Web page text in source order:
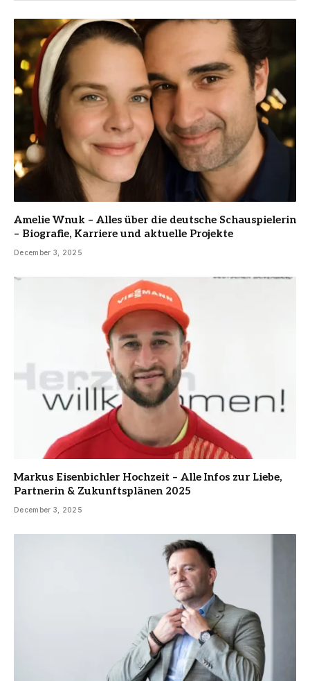
Amelie Wnuk – Alles über die deutsche Schauspielerin
– Biografie, Karriere und aktuelle Projekte
December 3, 2025
Markus Eisenbichler Hochzeit – Alle Infos zur Liebe,
Partnerin & Zukunftsplänen 2025
December 3, 2025